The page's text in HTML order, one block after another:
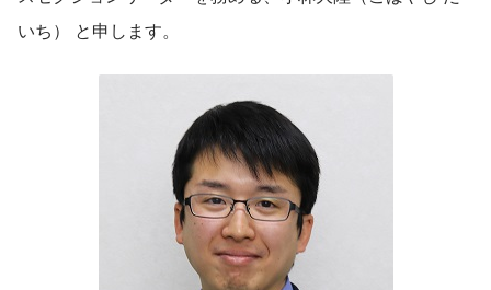
いち） と申します。